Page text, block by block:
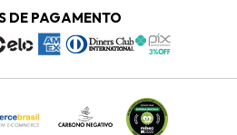
DE PAGAMENTO